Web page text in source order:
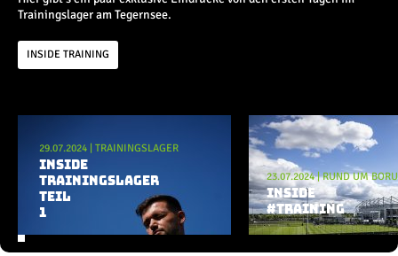
Europa League
Testspiele
Interviews
Pressekonferenzen
Rund um Borussia
Trainingslager
Trainingslager am Tegernsee.
INSIDE TRAINING
Aktuelle Playlist
29.07.2024 TRAININGSLAGER
INSIDE
TRAININGSLAGER
TEIL
1
23.07.2024|RUND UM
INSIDE
#TRAINING